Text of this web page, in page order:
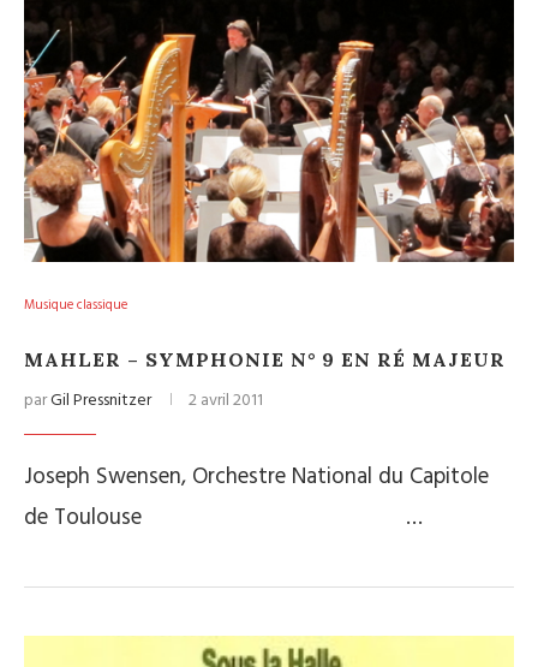
Musique classique
MAHLER – SYMPHONIE N° 9 EN RÉ MAJEUR
parGil Pressnitzer 2 avril 2011
Joseph Swensen, Orchestre National du Capitole
de Toulouse …